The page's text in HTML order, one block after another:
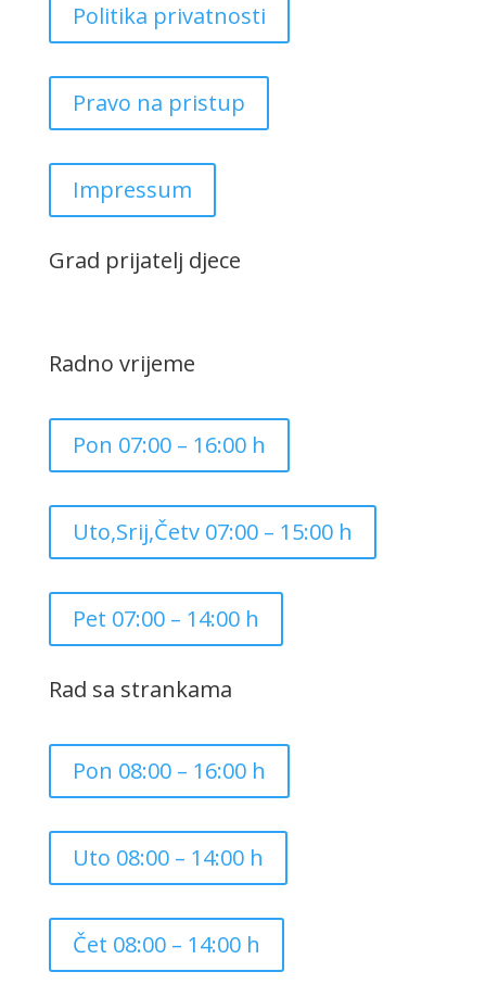
Politika privatnosti
Pravo na pristup
Impressum
Grad prijatelj djece
Radno vrijeme
Pon 07:00 – 16:00 h
Uto,Srij,Četv 07:00 – 15:00 h
Pet 07:00 – 14:00 h
Rad sa strankama
Pon 08:00 – 16:00 h
Uto 08:00 – 14:00 h
Čet 08:00 – 14:00 h